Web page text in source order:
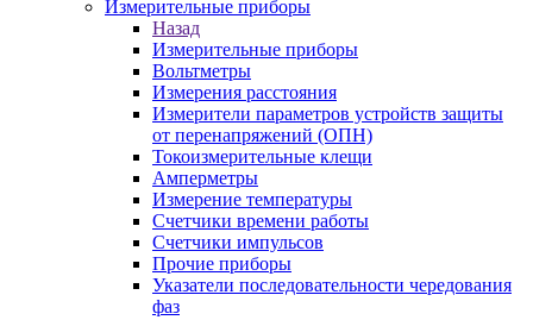
Измерительные приборы
Назад
Измерительные приборы
Вольтметры
Измерения расстояния
Измерители параметров устройств защиты
от перенапряжений (ОПН)
Токоизмерительные клещи
Амперметры
Измерение температуры
Счетчики времени работы
Счетчики импульсов
Прочие приборы
Указатели последовательности чередования
фаз